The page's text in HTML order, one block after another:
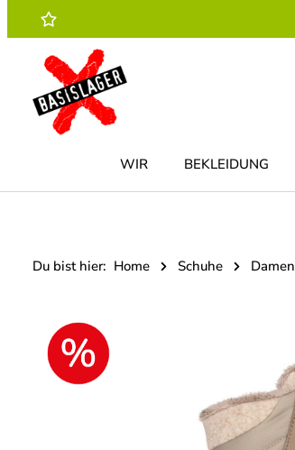
Hauptinhalt springen
Zur Suche springen
Zur Hauptnavigation springen
WIR BEKLEIDUNG
Du bist hier: Home Schuhe Damen